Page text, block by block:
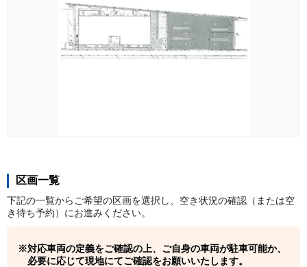
区画一覧
下記の一覧からご希望の区画を選択し、空き状況の確認（または空
き待ち予約）にお進みください。
対応車両の定義をご確認の上、ご自身の車両が駐車可能か、
必要に応じて現地にてご確認をお願いいたします。